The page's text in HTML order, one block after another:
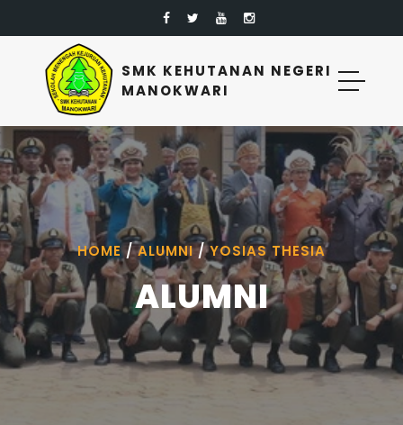
SMK KEHUTANAN NEGERI
MANOKWARI
HOME/ALUMNI/YOSIAS THESIA
ALUMNI